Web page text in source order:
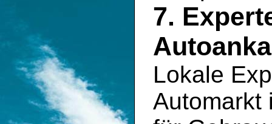
7.
Lokale
Automarkt